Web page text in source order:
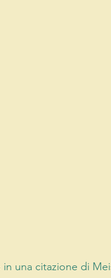
una citazione di